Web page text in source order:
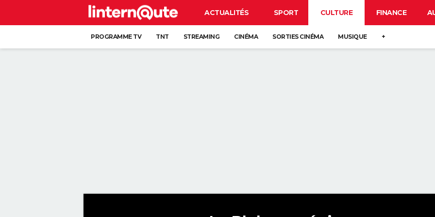
ACTUALITÉS SPORT CULTURE FINANCE
PROGRAMME TV TNT STREAMING CINÉMA SORTIES CINÉMA MUSIQUE +